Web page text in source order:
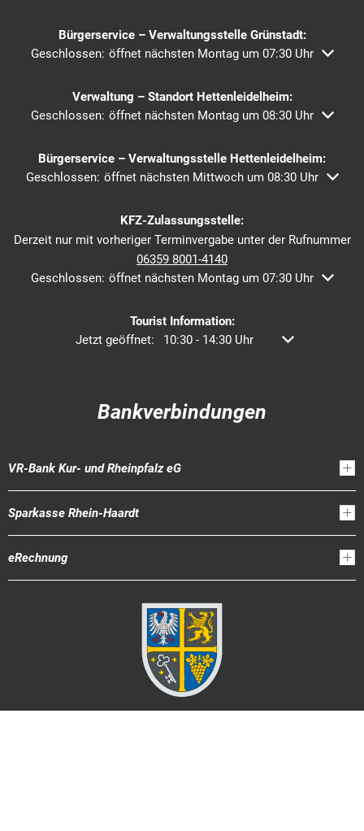
Bürgerservice – Verwaltungsstelle Grünstadt:
Klicken, um weitere Öffnungs- oder Schließzeiten
Geschlossen: öffnet nächsten Montag um 07:30 Uhr
Verwaltung – Standort Hettenleidelheim:
Klicken, um weitere Öffnungs- oder Schließzeiten
Geschlossen: öffnet nächsten Montag um 08:30 Uhr
Bürgerservice – Verwaltungsstelle Hettenleidelheim:
Klicken, um weitere Öffnungs- oder Schließzeiten
Geschlossen: öffnet nächsten Mittwoch um 08:30 Uhr
KFZ-Zulassungsstelle:
Derzeit nur mit vorheriger Terminvergabe unter der Rufnummer
06359 8001-4140
Klicken, um weitere Öffnungs- oder Schließzeiten
Geschlossen: öffnet nächsten Montag um 07:30 Uhr
Tourist Information:
Klicken, um weitere Öffnungs- oder Schließzeiten
Jetzt geöffnet: 10:30 - 14:30 Uhr Von 10:30 bis
Bankverbindungen
VR-Bank Kur- und Rheinpfalz eG
Sparkasse Rhein-Haardt
eRechnung